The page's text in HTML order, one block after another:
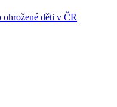
ohrožené děti v ČR